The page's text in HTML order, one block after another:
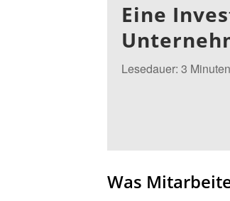
Eine
Lesedauer: 3 Minuten
Was